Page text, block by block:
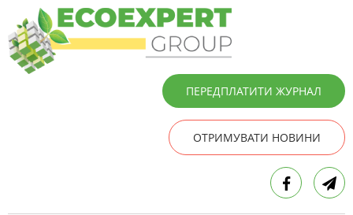
ПЕРЕДПЛАТИТИ ЖУРНАЛ
ОТРИМУВАТИ НОВИНИ